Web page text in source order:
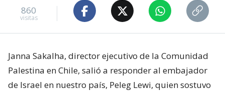
860
visitas
Janna Sakalha, director ejecutivo de la Comunidad
Palestina en Chile, salió a responder al embajador
de Israel en nuestro país, Peleg Lewi, quien sostuvo